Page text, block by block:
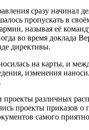
сразу начинал
пропускать в
называя её
во время доклада
директивы.
на карты, и
изменения
различных
проекты приказов о
самого